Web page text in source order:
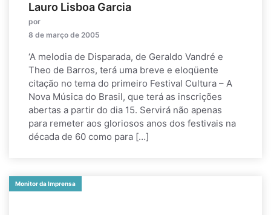
Lauro Lisboa Garcia
por
8 de março de 2005
‘A melodia de Disparada, de Geraldo Vandré e
Theo de Barros, terá uma breve e eloqüente
citação no tema do primeiro Festival Cultura – A
Nova Música do Brasil, que terá as inscrições
abertas a partir do dia 15. Servirá não apenas
para remeter aos gloriosos anos dos festivais na
década de 60 como para […]
Monitor da Imprensa